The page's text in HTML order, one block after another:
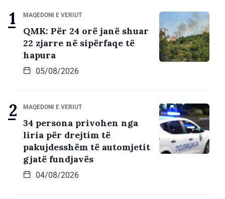
MAQEDONI E VERIUT
QMK: Për 24 orë janë shuar
22 zjarre në sipërfaqe të
hapura
05/08/2026
MAQEDONI E VERIUT
34 persona privohen nga
liria për drejtim të
pakujdesshëm të automjetit
gjatë fundjavës
04/08/2026